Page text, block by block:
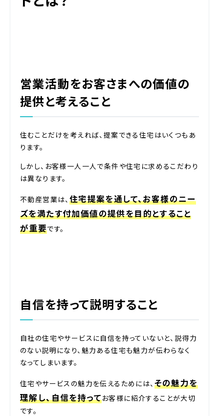
営業活動をお客さまへの価値の
提供と考えること
住むことだけを考えれば、提案できる住宅はいくつもあ
ります。
しかし、お客様一人一人で条件や住宅に求めるこだわり
は異なります。
不動産営業は、 住宅提案を通して、お客様のニー
ズを満たす付加価値の提供を目的とすること
が重要です。
自信を持って説明すること
自社の住宅やサービスに自信を持っていないと、説得力
のない説明になり、魅力ある住宅も魅力が伝わらなく
なってしまいます。
住宅やサービスの魅力を伝えるためには、 その魅力を
理解し、自信を持ってお客様に紹介することが大切
です。